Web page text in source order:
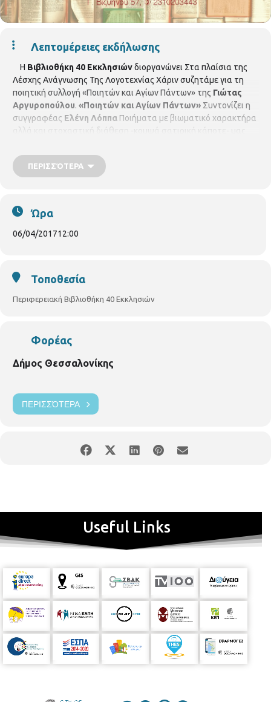
Λεπτομέρειες εκδήλωσης
Η Βιβλιοθήκη 40 Εκκλησιώνδιοργανώνει Στα πλαίσια της
Λέσχης Ανάγνωσης Της Λογοτεχνίας Χάριν συζητάμε για τη
ποιητική συλλογή «Ποιητών και Αγίων Πάντων» της Γιώτας
Αργυροπούλου. «Ποιητών και Αγίων Πάντων» Συντονίζει η
συγγραφέας Ελένη Λόππα Ποιήματα με βιωματικό χαρακτήρα
αλλά και στοχαστική διάθεση -κομψά σατιρική κάποτε- μας
δώματα της ποίησης.Είσοδος ελεύθερη
ΠΕΡΙΣΣΌΤΕΡΑ
Ώρα
06/04/201712:00
Τοποθεσία
Περιφερειακή Βιβλιοθήκη 40 Εκκλησιών
Φορέας
Δήμος Θεσσαλονίκης
ΠΕΡΙΣΣΌΤΕΡΑ
Useful Links